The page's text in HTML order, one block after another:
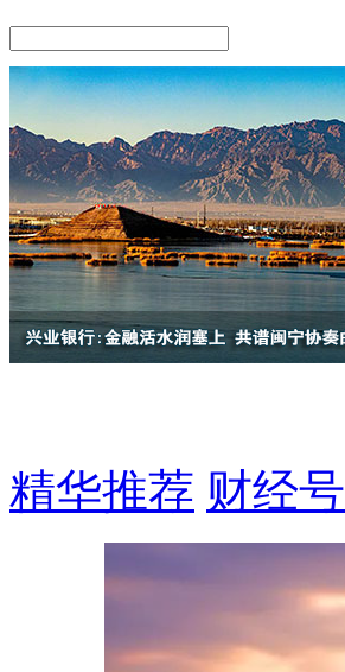
精华推荐 财经号